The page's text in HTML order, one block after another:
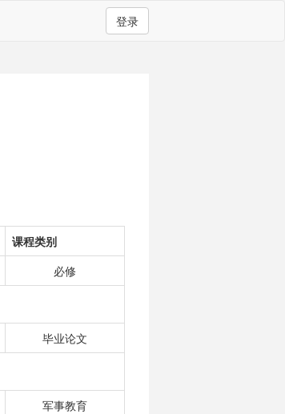
登录
课程类别
必修
毕业论文
军事教育